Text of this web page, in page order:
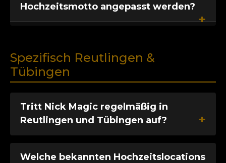
Hochzeitsmotto angepasst werden?
Spezifisch Reutlingen &
Tübingen
Tritt Nick Magic regelmäßig in
Reutlingen und Tübingen auf?
Welche bekannten Hochzeitslocations